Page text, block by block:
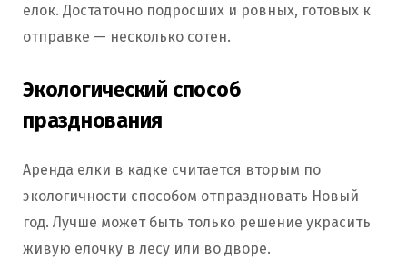
елок. Достаточно подросших и ровных, готовых к
отправке — несколько сотен.
Экологический способ
празднования
Аренда елки в кадке считается вторым по
экологичности способом отпраздновать Новый
год. Лучше может быть только решение украсить
живую елочку в лесу или во дворе.